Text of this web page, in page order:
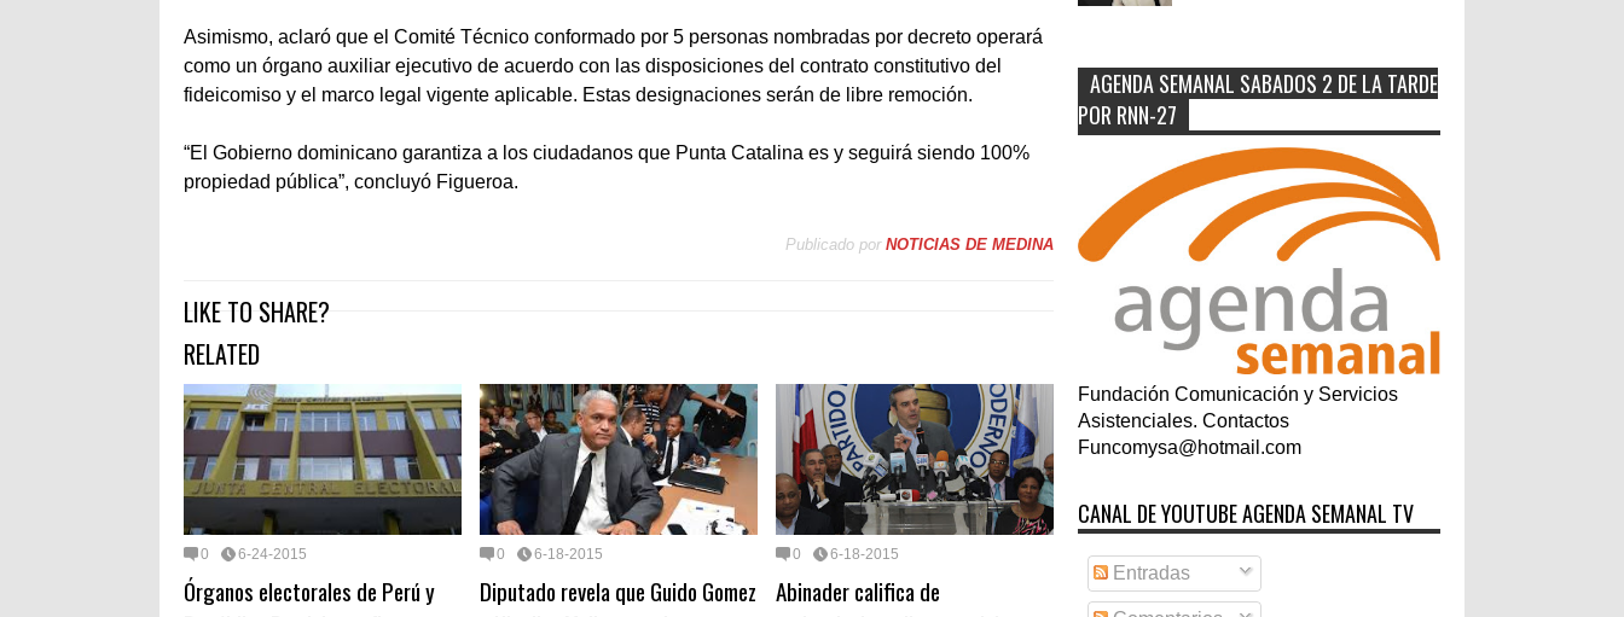
Asimismo, aclaró que el Comité Técnico conformado por 5 personas nombradas por decreto operará
como un órgano auxiliar ejecutivo de acuerdo con las disposiciones del contrato constitutivo del
fideicomiso y el marco legal vigente aplicable. Estas designaciones serán de libre remoción.
“El Gobierno dominicano garantiza a los ciudadanos que Punta Catalina es y seguirá siendo 100%
propiedad pública”, concluyó Figueroa.
Publicado por NOTICIAS DE MEDINA
LIKE TO SHARE?
RELATED
0 6-24-2015
Órganos electorales de Perú y
0 6-18-2015
Diputado revela que Guido Gomez
0 6-18-2015
Abinader califica de
AGENDA SEMANAL SABADOS 2 DE LA TARDE
POR RNN-27
Fundación Comunicación y Servicios
Asistenciales. Contactos
Funcomysa@hotmail.com
CANAL DE YOUTUBE AGENDA SEMANAL TV
Entradas